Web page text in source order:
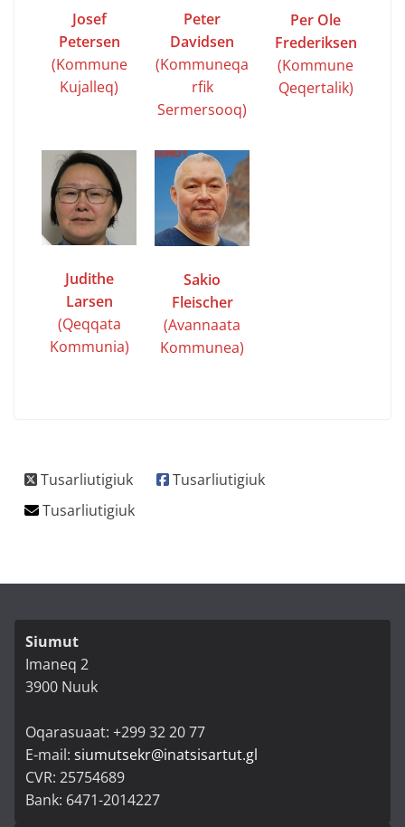
Josef
Petersen
(Kommune
Kujalleq)
Peter
Davidsen
(Kommuneqa
rfik
Sermersooq)
Per Ole
Frederiksen
(Kommune
Qeqertalik)
Judithe
Larsen
(Qeqqata
Kommunia)
Sakio
Fleischer
(Avannaata
Kommunea)
Siumut
Imaneq 2
3900 Nuuk
Oqarasuaat: +299 32 20 77
E-mail: siumutsekr@inatsisartut.gl
CVR: 25754689
Bank: 6471-2014227